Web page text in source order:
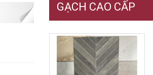
GẠCH CAO CẤP